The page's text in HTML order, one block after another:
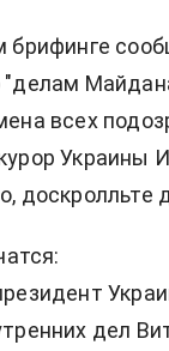
всех
Украины
доскролльте
дел